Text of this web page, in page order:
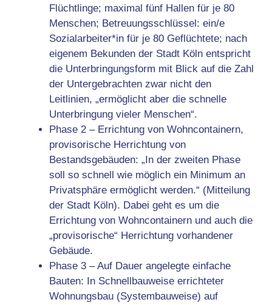
Flüchtlinge; maximal fünf Hallen für je 80
Menschen; Betreuungsschlüssel: ein/e
Sozialarbeiter*in für je 80 Geflüchtete; nach
eigenem Bekunden der Stadt Köln entspricht
die Unterbringungsform mit Blick auf die Zahl
der Untergebrachten zwar nicht den
Leitlinien, „ermöglicht aber die schnelle
Unterbringung vieler Menschen“.
Phase 2 – Errichtung von Wohncontainern,
provisorische Herrichtung von
Bestandsgebäuden: „In der zweiten Phase
soll so schnell wie möglich ein Minimum an
Privatsphäre ermöglicht werden.“ (Mitteilung
der Stadt Köln). Dabei geht es um die
Errichtung von Wohncontainern und auch die
„provisorische“ Herrichtung vorhandener
Gebäude.
Phase 3 – Auf Dauer angelegte einfache
Bauten: In Schnellbauweise errichteter
Wohnungsbau (Systembauweise) auf